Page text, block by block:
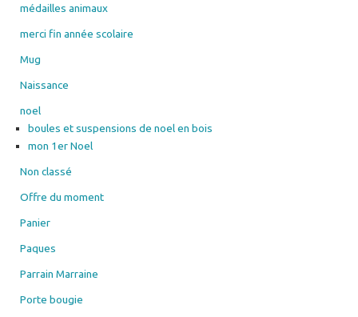
médailles animaux
merci fin année scolaire
Mug
Naissance
noel
boules et suspensions de noel en bois
mon 1er Noel
Non classé
Offre du moment
Panier
Paques
Parrain Marraine
Porte bougie